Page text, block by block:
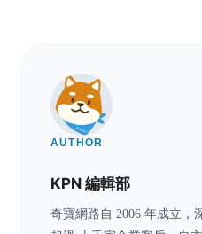
AUTHOR
KPN 編輯部
奇寶網路自 2006 年成立